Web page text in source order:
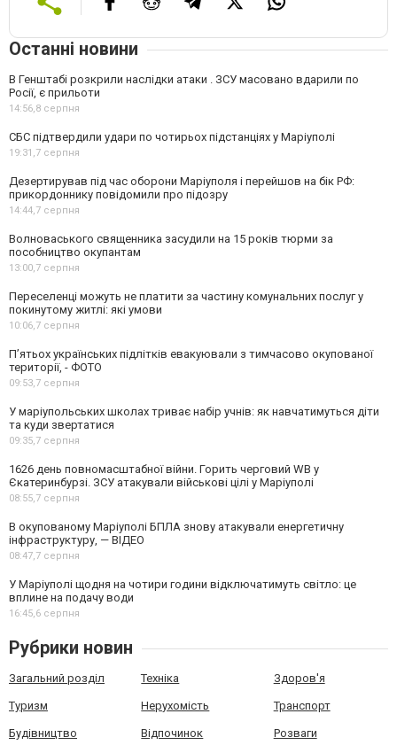
Останні новини
В Генштабі розкрили наслідки атаки . ЗСУ масовано вдарили по
Росії, є прильоти
14:56,8 серпня
СБС підтвердили удари по чотирьох підстанціях у Маріуполі
19:31,7 серпня
Дезертирував під час оборони Маріуполя і перейшов на бік РФ:
прикордоннику повідомили про підозру
14:44,7 серпня
Волноваського священника засудили на 15 років тюрми за
пособництво окупантам
13:00,7 серпня
Переселенці можуть не платити за частину комунальних послуг у
покинутому житлі: які умови
10:06,7 серпня
П’ятьох українських підлітків евакуювали з тимчасово окупованої
території, - ФОТО
09:53,7 серпня
У маріупольських школах триває набір учнів: як навчатимуться діти
та куди звертатися
09:35,7 серпня
1626 день повномасштабної війни. Горить черговий WB у
Єкатеринбурзі. ЗСУ атакували військові цілі у Маріуполі
08:55,7 серпня
В окупованому Маріуполі БПЛА знову атакували енергетичну
інфраструктуру, — ВІДЕО
08:47,7 серпня
У Маріуполі щодня на чотири години відключатимуть світло: це
вплине на подачу води
16:45,6 серпня
Рубрики новин
Загальний розділ Техніка Здоров'я
Туризм Нерухомість Транспорт
Будівництво Відпочинок Розваги